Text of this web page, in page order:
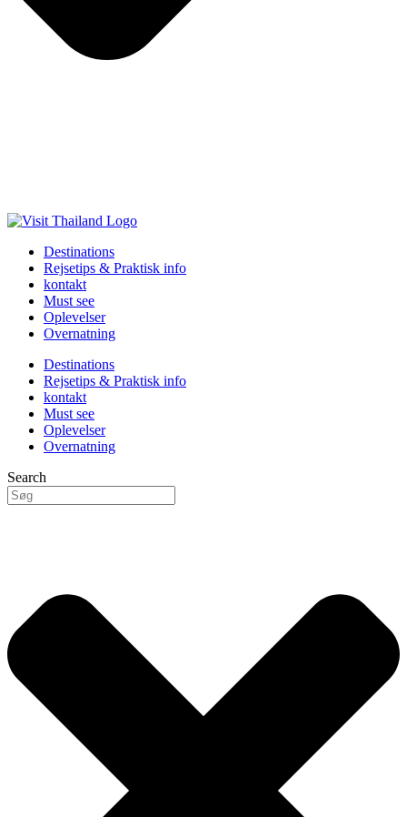
Destinations
Rejsetips & Praktisk info
kontakt
Must see
Oplevelser
Overnatning
Destinations
Rejsetips & Praktisk info
kontakt
Must see
Oplevelser
Overnatning
Search